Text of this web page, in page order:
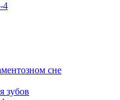
сне
зубов